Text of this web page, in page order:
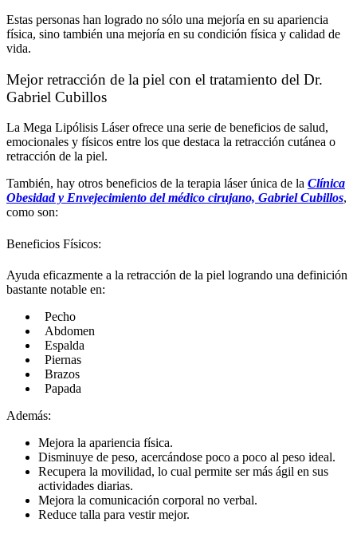
Estas personas han logrado no sólo una mejoría en su apariencia
física, sino también una mejoría en su condición física y calidad de
vida.
Mejor retracción de la piel con el tratamiento del Dr.
Gabriel Cubillos
La Mega Lipólisis Láser ofrece una serie de beneficios de salud,
emocionales y físicos entre los que destaca la retracción cutánea o
retracción de la piel.
También, hay otros beneficios de la terapia láser única de la Clínica
Obesidad y Envejecimiento del médico cirujano, Gabriel Cubillos,
como son:
Beneficios Físicos:
Ayuda eficazmente a la retracción de la piel logrando una definición
bastante notable en:
Pecho
Abdomen
Espalda
Piernas
Brazos
Papada
Además:
Mejora la apariencia física.
Disminuye de peso, acercándose poco a poco al peso ideal.
Recupera la movilidad, lo cual permite ser más ágil en sus
actividades diarias.
Mejora la comunicación corporal no verbal.
Reduce talla para vestir mejor.